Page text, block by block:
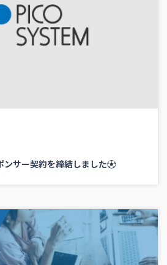
ンサー契約を締結しました⚽